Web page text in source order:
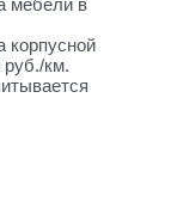
корпусной
км.